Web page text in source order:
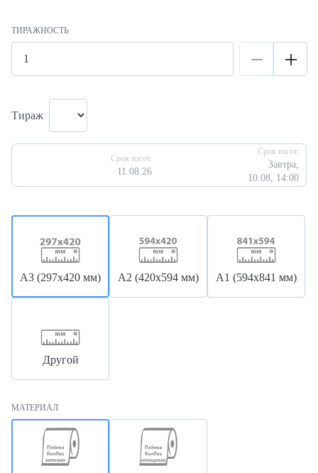
ТИРАЖНОСТЬ
Тираж
Срок изгот.
11.08.26
Срок изгот.
Завтра,
10.08, 14:00
А3 (297х420 мм) А2 (420х594 мм) А1 (594х841 мм)
Другой
МАТЕРИАЛ